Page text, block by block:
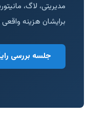
برایشان هزینه واقعی
جلسه بررسی